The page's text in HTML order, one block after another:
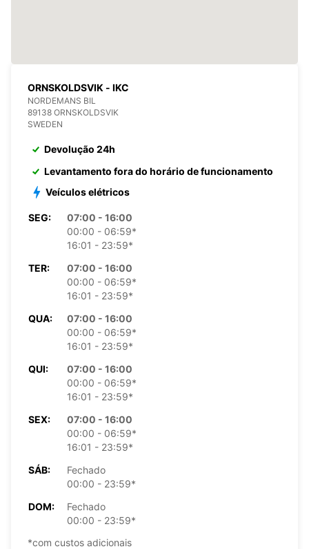
ORNSKOLDSVIK - IKC
NORDEMANS BIL
89138 ORNSKOLDSVIK
SWEDEN
Devolução 24h
Levantamento fora do horário de funcionamento
Veículos elétricos
SEG:
07:00 - 16:00
00:00 - 06:59*
16:01 - 23:59*
TER:
07:00 - 16:00
00:00 - 06:59*
16:01 - 23:59*
QUA:
07:00 - 16:00
00:00 - 06:59*
16:01 - 23:59*
QUI:
07:00 - 16:00
00:00 - 06:59*
16:01 - 23:59*
SEX:
07:00 - 16:00
00:00 - 06:59*
16:01 - 23:59*
SÁB:
Fechado
00:00 - 23:59*
DOM:
Fechado
00:00 - 23:59*
*com custos adicionais